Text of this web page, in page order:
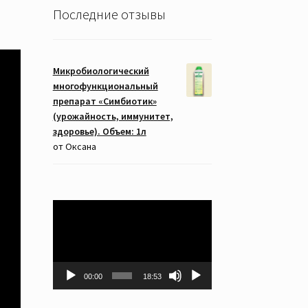
Последние отзывы
Микробиологический
многофункциональный
препарат «Симбиотик»
(урожайность, иммунитет,
здоровье). Объем: 1л
от Оксана
00:00 18:53